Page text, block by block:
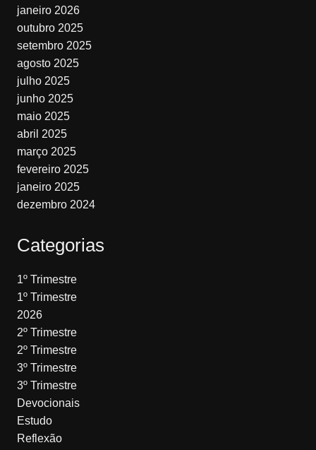
janeiro 2026
outubro 2025
setembro 2025
agosto 2025
julho 2025
junho 2025
maio 2025
abril 2025
março 2025
fevereiro 2025
janeiro 2025
dezembro 2024
Categorias
1º Trimestre
1º Trimestre
2026
2º Trimestre
2º Trimestre
3º Trimestre
3º Trimestre
Devocionais
Estudo
Reflexão